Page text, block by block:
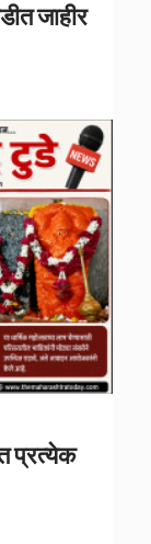
जाहीर
प्रत्येक